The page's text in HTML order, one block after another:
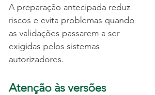
A preparação antecipada reduz
riscos e evita problemas quando
as validações passarem a ser
exigidas pelos sistemas
autorizadores.
Atenção às versões